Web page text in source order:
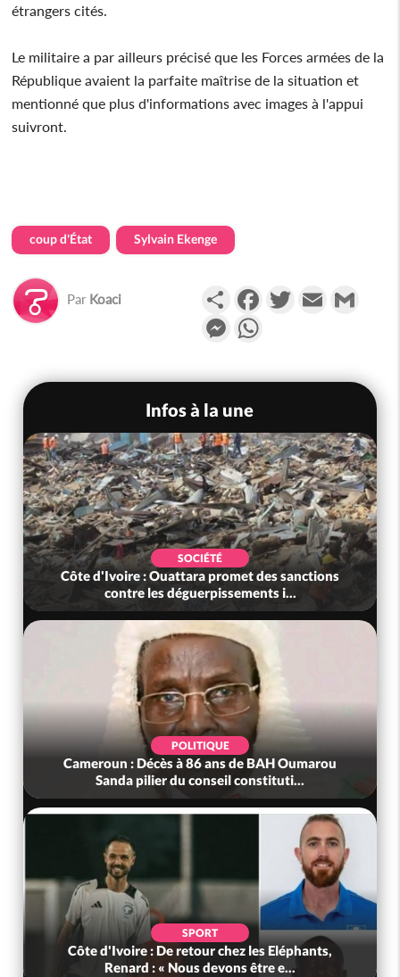
étrangers cités.
Le militaire a par ailleurs précisé que les Forces armées de la
République avaient la parfaite maîtrise de la situation et
mentionné que plus d'informations avec images à l'appui
suivront.
coup d'État Sylvain Ekenge
Par Koaci PartagerFacebookTwitterEmail
Messenger
Infos à la une
SOCIÉTÉ
Côte d'Ivoire : Ouattara promet des sanctions
contre les déguerpissements i...
POLITIQUE
Cameroun : Décès à 86 ans de BAH Oumarou
Sanda pilier du conseil constituti...
SPORT
Côte d'Ivoire : De retour chez les Eléphants,
Renard : « Nous devons être e...